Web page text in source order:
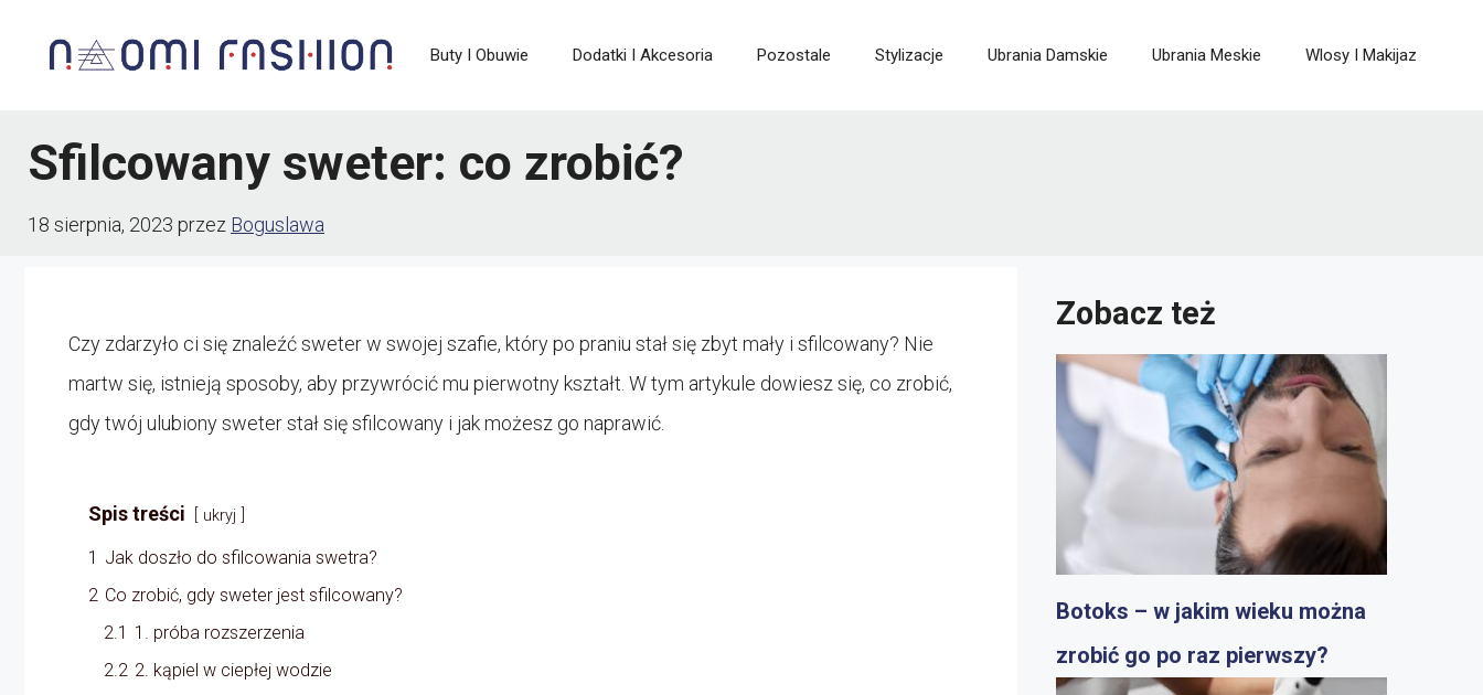
Buty I Obuwie Dodatki I Akcesoria Pozostale Stylizacje Ubrania Damskie Ubrania Meskie Wlosy I Makijaz
Sfilcowany sweter: co zrobić?
18 sierpnia, 2023 przez Boguslawa
Czy zdarzyło ci się znaleźć sweter w swojej szafie, który po praniu stał się zbyt mały i sfilcowany? Nie
martw się, istnieją sposoby, aby przywrócić mu pierwotny kształt. W tym artykule dowiesz się, co zrobić,
gdy twój ulubiony sweter stał się sfilcowany i jak możesz go naprawić.
Spis treści ukryj
1 Jak doszło do sfilcowania swetra?
2 Co zrobić, gdy sweter jest sfilcowany?
2.1 1. próba rozszerzenia
2.2 2. kąpiel w ciepłej wodzie
Zobacz też
Botoks – w jakim wieku można
zrobić go po raz pierwszy?